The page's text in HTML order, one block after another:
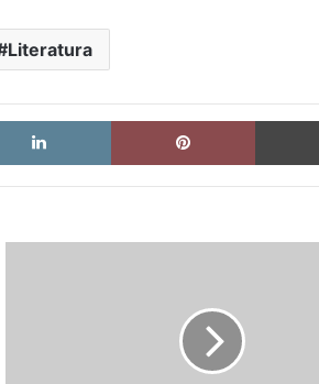
Literatura
LinkedIn Pinterest